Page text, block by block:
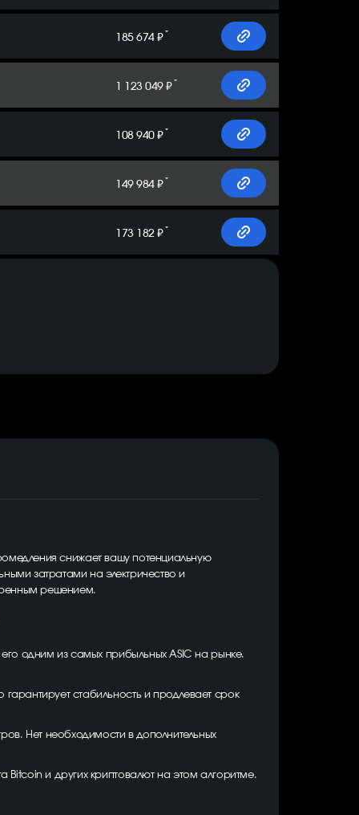
185 674 ₽ *
1 123 049 ₽ *
108 940 ₽ *
149 984 ₽ *
173 182 ₽ *
снижает вашу потенциальную
затратами на электричество и
решением.
одним из самых прибыльных ASIC на рынке.
стабильность и продлевает срок
Нет необходимости в дополнительных
и других криптовалют на этом алгоритме.